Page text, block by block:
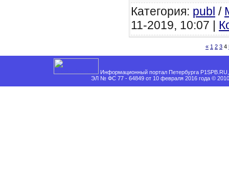
Категория: publ /
11-2019, 10:07 |
« 1 2 3 4
Информационный портал Петербурга
ЭЛ № ФС 77 - 64849 от 10 февраля 2016 года ©